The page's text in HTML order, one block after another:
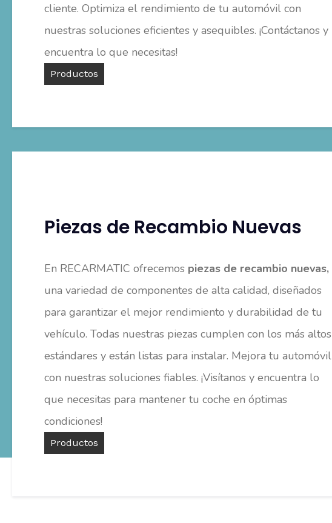
cliente. Optimiza el rendimiento de tu automóvil con
nuestras soluciones eficientes y asequibles. ¡Contáctanos y
encuentra lo que necesitas!
Productos
Piezas de Recambio Nuevas
En RECARMATIC ofrecemos piezas de recambio nuevas,
una variedad de componentes de alta calidad, diseñados
para garantizar el mejor rendimiento y durabilidad de tu
vehículo. Todas nuestras piezas cumplen con los más altos
estándares y están listas para instalar. Mejora tu automóvil
con nuestras soluciones fiables. ¡Visítanos y encuentra lo
que necesitas para mantener tu coche en óptimas
condiciones!
Productos